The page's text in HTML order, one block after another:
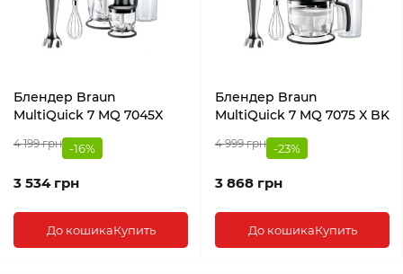
Блендер Braun
MultiQuick 7 MQ 7045X
4 199 грн -16%
3 534 грн
До кошикаКупить
Блендер Braun
MultiQuick 7 MQ 7075 X BK
4 999 грн -23%
3 868 грн
До кошикаКупить